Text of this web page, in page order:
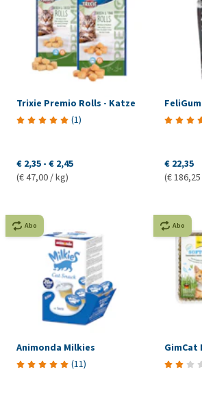
Trixie Premio Rolls - Katze
(1)
€ 2,35 - € 2,45
(€ 47,00 / kg)
€ 22,35
(€
Abo
Animonda Milkies
(11)
Abo
GimCat